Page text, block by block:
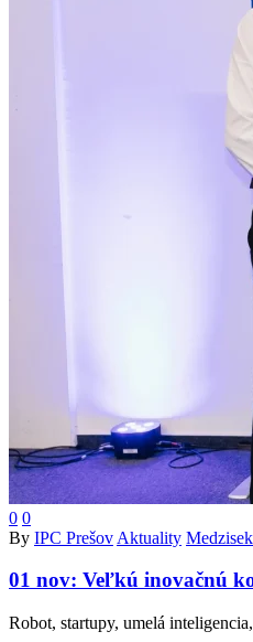
0 0
By IPC Prešov Aktuality
01 nov: Veľkú inovačnú
Robot, startupy, umelá